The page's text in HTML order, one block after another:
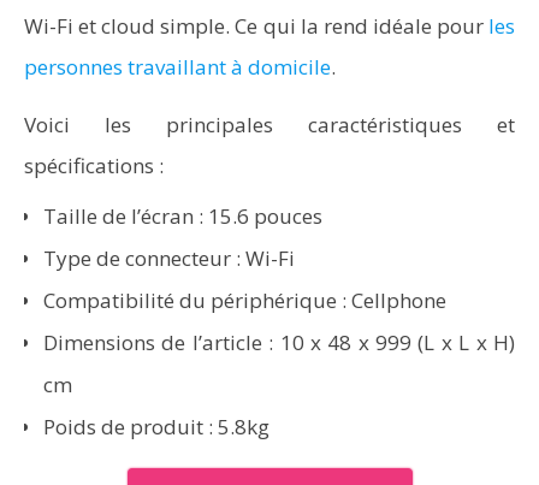
Wi-Fi et cloud simple. Ce qui la rend idéale pour les
personnes travaillant à domicile.
Voici les principales caractéristiques et
spécifications :
Taille de l’écran : 15.6 pouces
Type de connecteur : Wi-Fi
Compatibilité du périphérique : Cellphone
Dimensions de l’article : 10 x 48 x 999 (L x L x H)
cm
Poids de produit : 5.8kg